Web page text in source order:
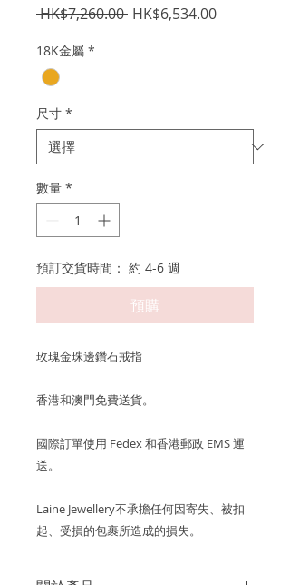
HK$7,260.00 一HK$6,534.00促
18K金屬 *
尺寸 *
數量 *
預訂交貨時間： 約 4-6 週
預購
玫瑰金珠邊鑽石戒指
香港和澳門免費送貨。
國際訂單使用 Fedex 和香港郵政 EMS 運
送。
Laine Jewellery不承擔任何因寄失、被扣
起、受損的包裹所造成的損失。